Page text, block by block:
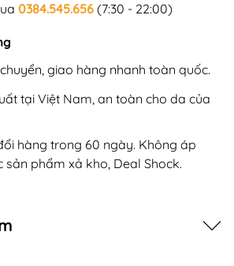
0384.545.656(7:30 - 22:00)
giao hàng nhanh toàn quốc.
tại Việt Nam, an toàn cho da của
hàng trong 60 ngày. Không áp
sản phẩm xả kho, Deal Shock.